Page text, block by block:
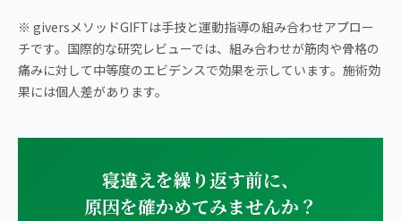
※ giversメソッドGIFTは手技と運動指導の組み合わせアプロー
チです。国際的な研究レビューでは、組み合わせが筋肉や骨格の
痛みに対して中等度のエビデンスで効果を示しています。施術効
果には個人差があります。
寝違えを繰り返す前に、
原因を確かめてみませんか？